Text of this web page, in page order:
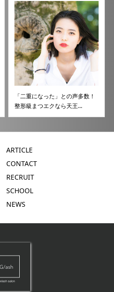
「二重になった」との声多数！
整形級まつエクなら天王...
ARTICLE
CONTACT
RECRUIT
SCHOOL
NEWS